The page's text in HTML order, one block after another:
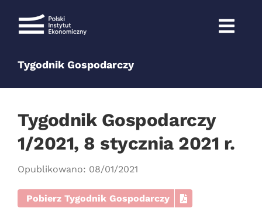
Tygodnik Gospodarczy
Tygodnik Gospodarczy
1/2021, 8 stycznia 2021 r.
Opublikowano: 08/01/2021
Pobierz Tygodnik Gospodarczy